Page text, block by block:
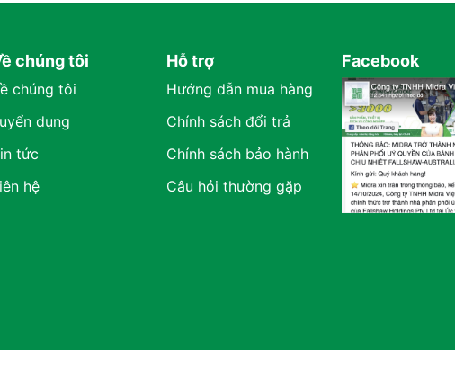
chúng tôi
chúng tôi
dụng
tức
hệ
Hỗ trợ
Hướng dẫn mua hàng
Chính sách đổi trả
Chính sách bảo hành
Câu hỏi thường gặp
Facebook